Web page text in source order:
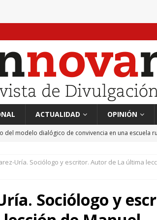
ACTUALIDAD OPINIÓN
del modelo dialógico de convivencia en una escuela
en tierra, vendimiador en mar” Tributo a Rafael Alberti
sociocultural y educación ético-cívica
Llanos
MIL PALABRAS
Uría. Sociólogo y escritor. Autor de La última
Sociólogo y